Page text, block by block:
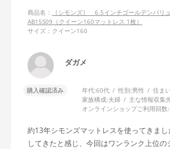
商品名：
［シモンズ］ 6.5インチゴールデンバリ
AB15S09（クイーン160マットレス 1枚）
サイズ：クイーン160
ダガメ
購入確認済み 年代:60代 性別:男性 住ま
家族構成:夫婦 主な情報収集
オンラインショップご利用回数:
約13年シモンズマットレスを使ってきま
してきたと感じ、今回はワンランク上位